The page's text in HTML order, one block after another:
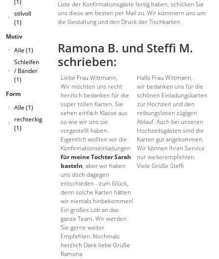
Liste der Konfirmationsgäste fertig haben, schicken Sie
uns diese am besten per Mail zu. Wir kümmern uns um
die Gestaltung und den Druck der Tischkarten.
Ramona B. und Steffi M.
schrieben:
Liebe Frau Wittmann,
Wir möchten uns recht
herzlich bedanken für die
super tollen Karten. Sie
sehen einfach Klasse aus
so wie wir uns sie
vorgestellt haben.
Eigentlich wollten wir die
Konfirmationseinladungen
für meine Tochter Sarah
basteln, aber wir haben
uns doch dagegen
entschieden - zum Glück,
denn solche Karten hätten
wir niemals hinbekommen!
Ein großes Lob an das
ganze Team. Wir werden
Sie gerne weiter
Empfehlen. Nochmals
herzlich Dank liebe Grüße
Ramona
Hallo Frau Wittmann,
wir bedanken uns für die
schönen Einladungskarten
zur Hochzeit und den
reibungslosen zügigen
Ablauf. Auch bei unseren
Hochzeitsgästen sind die
Karten gut angekommen.
Wir können Ihren Service
nur weiterempfehlen.
Viele Grüße Steffi
(1)
stilvoll
(1)
Motiv
Alle (1)
Schleifen
/ Bänder
(1)
Form
Alle (1)
rechteckig
(1)